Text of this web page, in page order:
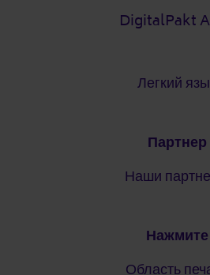
DigitalPakt
Легкий
Партнер
Наши
Нажмите
Область